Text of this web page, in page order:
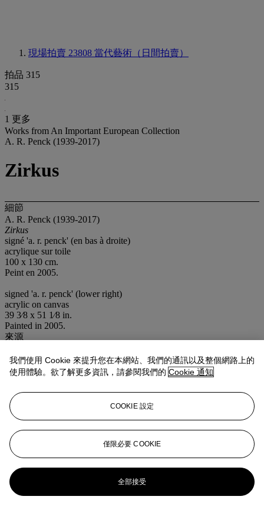
現場拍賣 23808 當代藝術（日間拍賣）
拍品 315
315
1 更多
Works from An Important European Collection
A. R. Penck (1939-2017)
Zirkus
細節
A. R. Penck (1939-2017)
Zirkus
signé 'a. r. penck' (en bas à droite)
acrylique sur toile
100 x 130 cm.
Peint en 2005.
signed 'a. r. penck' (lower right)
acrylic on canvas
39 3⁄8 x 51 1⁄8 in.
Painted in 2005.
來源
Vente anonyme, K-Auction, Séoul, 11 juin 2008, lot 176
Acquis lors de cette vente par le propriétaire actuel
業務規定
更多來自當代藝術（日間拍賣）
查看全部
查看全部
我們使用 Cookie 來提升您在本網站、我們的通訊以及整個網路上的
使用體驗。欲了解更多資訊，請參閱我們的 Cookie 通知
COOKIE 設定
僅限必要 COOKIE
全部接受